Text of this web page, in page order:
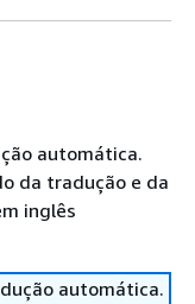
automática.
da tradução e da
inglês
automática.